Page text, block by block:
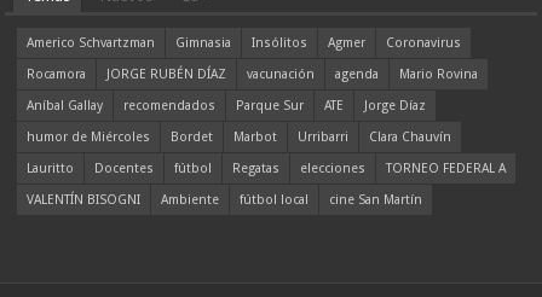
Americo Schvartzman Gimnasia Insólitos Agmer
Coronavirus
Rocamora
JORGE RUBÉN DÍAZ vacunación agenda
Mario Rovina
Aníbal Gallay
recomendados Parque Sur ATE
Jorge Díaz
humor de Miércoles
Bordet Marbot Urribarri
Clara Chauvín
Lauritto
Docentes fútbol Regatas elecciones
TORNEO FEDERAL A
VALENTÍN BISOGNI
Ambiente fútbol local cine San Martín